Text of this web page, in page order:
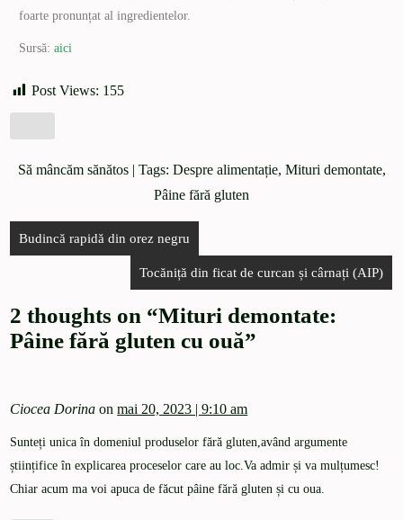
foarte pronunțat al ingredientelor.
Sursă: aici
Post Views: 155
Să mâncăm sănătos| Tags: Despre alimentație, Mituri demontate,
Pâine fără gluten
Budincă rapidă din orez negru
Tocăniță din ficat de curcan și cârnați (AIP)
2 thoughts on “Mituri demontate:
Pâine fără gluten cu ouă”
Ciocea Dorina onmai 20, 2023 | 9:10 am
Sunteți unica în domeniul produselor fără gluten,având argumente
științifice în explicarea proceselor care au loc.Va admir și va mulțumesc!
Chiar acum ma voi apuca de făcut pâine fără gluten și cu oua.